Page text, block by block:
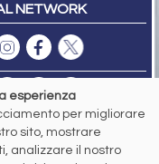
NETWORK
esperienza
per migliorare
sito, mostrare
analizzare il nostro